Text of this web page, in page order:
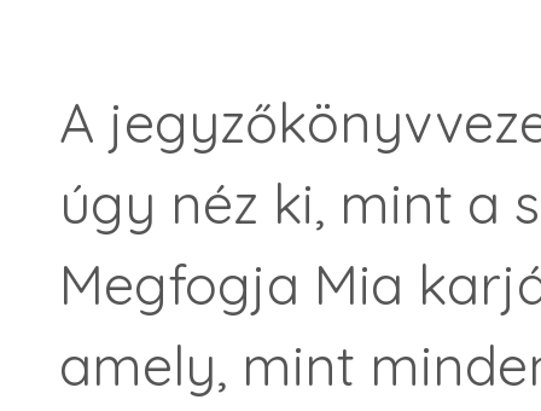
A
úgy néz ki, mint a
Megfogja Mia
amely, mint